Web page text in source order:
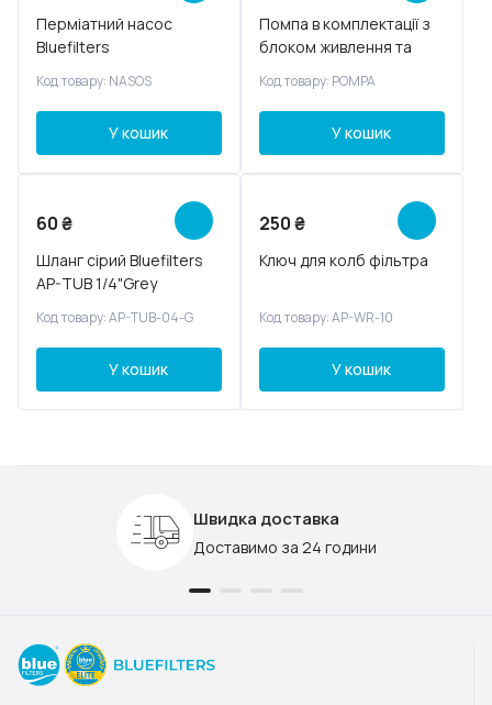
Перміатний насос
Bluefilters
Код товару: NASOS
У кошик
Помпа в комплектації з
блоком живлення та
Код товару: POMPA
У кошик
60₴
Шланг сірий Bluefilters
AP-TUB 1/4"Grey
Код товару: AP-TUB-04-G
У кошик
250₴
Ключ для колб фільтра
Код товару: AP-WR-10
У кошик
Швидка доставка
Доставимо за 24 години